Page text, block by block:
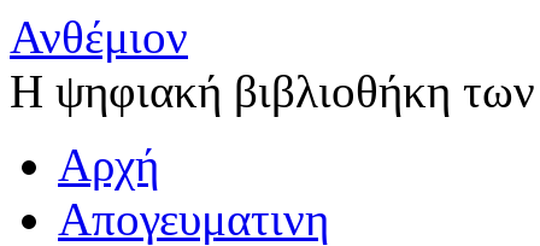
Ανθέμιον
Η ψηφιακή βιβλιοθήκη
Αρχή
Απογευματινη